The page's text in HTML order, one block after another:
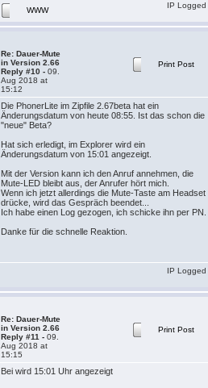
WWW
IP Logged
Re: Dauer-Mute
in Version 2.66
Reply #10 - 09.
Aug 2018 at
15:12
Print Post
Die PhonerLite im Zipfile 2.67beta hat ein
Änderungsdatum von heute 08:55. Ist das schon die
"neue" Beta?
Hat sich erledigt, im Explorer wird ein
Änderungsdatum von 15:01 angezeigt.
Mit der Version kann ich den Anruf annehmen, die
Mute-LED bleibt aus, der Anrufer hört mich.
Wenn ich jetzt allerdings die Mute-Taste am Headset
drücke, wird das Gespräch beendet...
Ich habe einen Log gezogen, ich schicke ihn per PN.
Danke für die schnelle Reaktion.
IP Logged
Re: Dauer-Mute
in Version 2.66
Reply #11 - 09.
Aug 2018 at
15:15
Print Post
Bei wird 15:01 Uhr angezeigt